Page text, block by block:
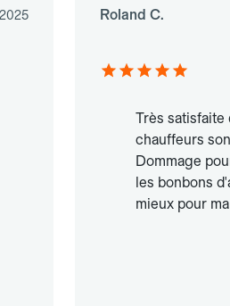
Roland C.
Très satisfaite
chauffeurs
Dommage
les bonbons
mieux pour